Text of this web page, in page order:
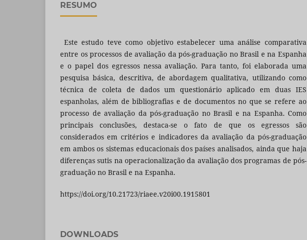
RESUMO
Este estudo teve como objetivo estabelecer uma análise comparativa
entre os processos de avaliação da pós-graduação no Brasil e na Espanha
e o papel dos egressos nessa avaliação. Para tanto, foi elaborada uma
pesquisa básica, descritiva, de abordagem qualitativa, utilizando como
técnica de coleta de dados um questionário aplicado em duas IES
espanholas, além de bibliografias e de documentos no que se refere ao
processo de avaliação da pós-graduação no Brasil e na Espanha. Como
principais conclusões, destaca-se o fato de que os egressos são
considerados em critérios e indicadores da avaliação da pós-graduação
em ambos os sistemas educacionais dos países analisados, ainda que haja
diferenças sutis na operacionalização da avaliação dos programas de pós-
graduação no Brasil e na Espanha.
https://doi.org/10.21723/riaee.v20i00.1915801
DOWNLOADS